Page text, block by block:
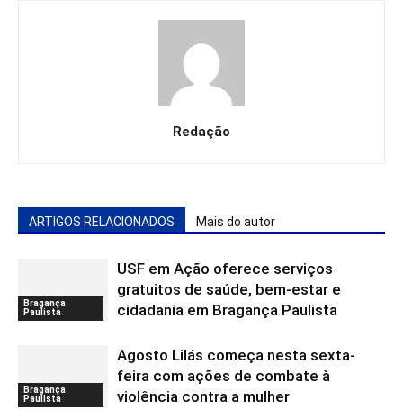
Redação
ARTIGOS RELACIONADOS Mais do autor
Bragança
Paulista
USF em Ação oferece serviços
gratuitos de saúde, bem-estar e
cidadania em Bragança Paulista
Bragança
Paulista
Agosto Lilás começa nesta sexta-
feira com ações de combate à
violência contra a mulher